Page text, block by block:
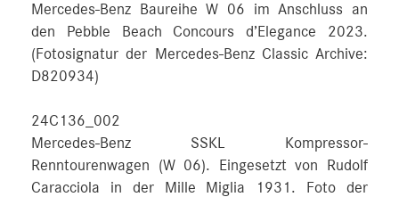
Mercedes-Benz Baureihe W 06 im Anschluss an
den Pebble Beach Concours d’Elegance 2023.
(Fotosignatur der Mercedes-Benz Classic Archive:
D820934)
24C136_002
Mercedes-Benz SSKL Kompressor-
Renntourenwagen (W 06). Eingesetzt von Rudolf
Caracciola in der Mille Miglia 1931. Foto der